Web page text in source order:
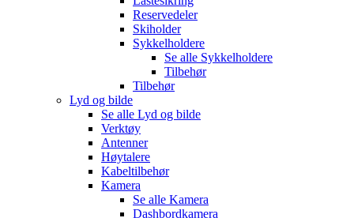
Reservedeler
Skiholder
Sykkelholdere
Se alle Sykkelholdere
Tilbehør
Tilbehør
Lyd og bilde
Se alle Lyd og bilde
Verktøy
Antenner
Høytalere
Kabeltilbehør
Kamera
Se alle Kamera
Dashbordkamera